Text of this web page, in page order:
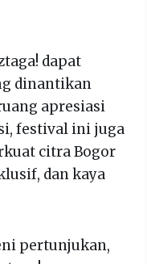
dapat
dinantikan
apresiasi
festival ini juga
citra Bogor
dan kaya
pertunjukan,